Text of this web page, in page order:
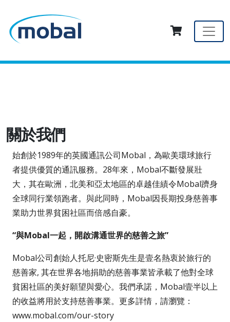
關於我們
始創於1989年的英國通訊公司Mobal，為歐美環球旅行
者提供優質的通訊服務。28年來，Mobal不斷發展壯
大，其在歐洲，北美和亞太地區的卓越佳績令Mobal躋身
全球同行業領跑者。與此同時，Mobal因長期投身慈善事
業助力世界貧困社區而倍感自豪。
“與Mobal一起，開啟溝通世界的慈善之旅”
Mobal公司創始人托尼·史密斯先生是壹名熱衷於旅行的
慈善家, 其在世界各地捐助的慈善事業皆承載了他對全球
貧困社區的美好願望與愛心。我們承諾，Mobal壹半以上
的收益將用於支持慈善事業。更多詳情，請瀏覽：
www.mobal.com/our-story